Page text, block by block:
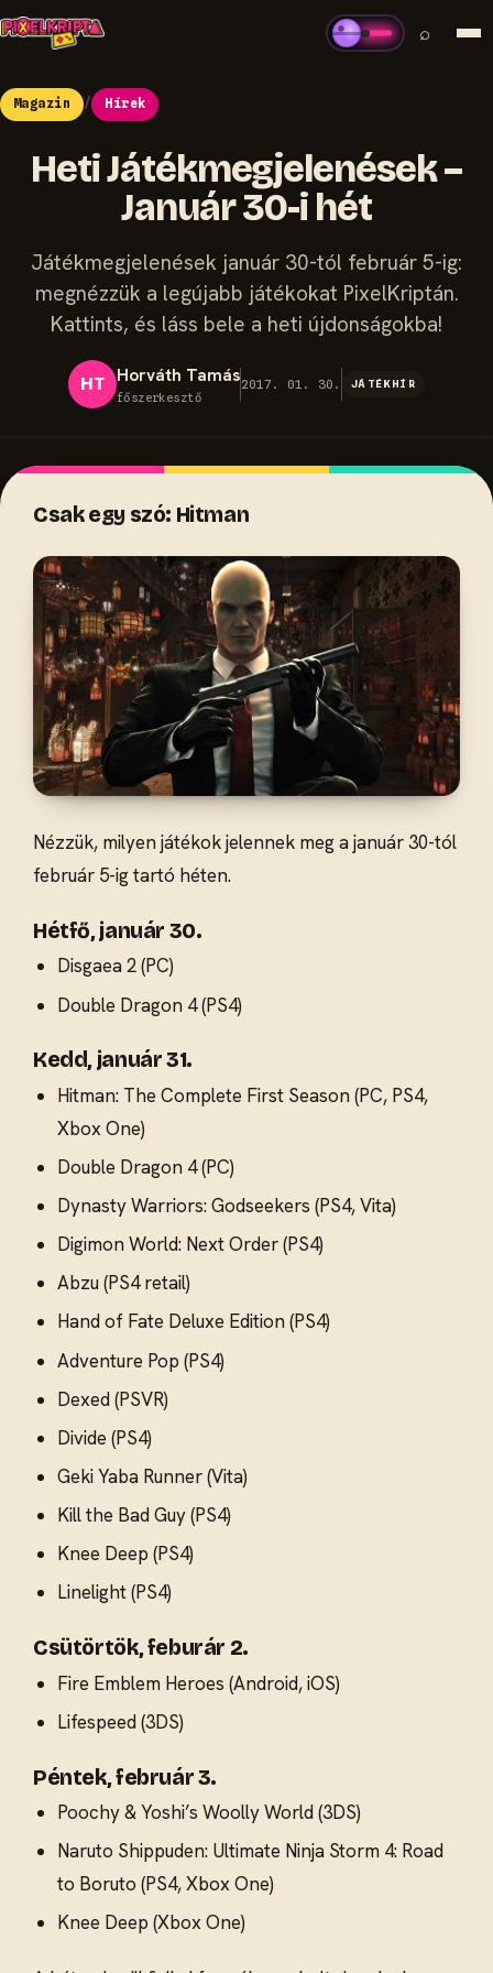
⌕
Magazin / Hírek
Heti Játékmegjelenések –
Január 30-i hét
Játékmegjelenések január 30-tól február 5-ig:
megnézzük a legújabb játékokat PixelKriptán.
Kattints, és láss bele a heti újdonságokba!
HT Horváth Tamás
főszerkesztő
2017. 01. 30. JÁTÉKHÍR
Csak egy szó: Hitman
Nézzük, milyen játékok jelennek meg a január 30-tól
február 5-ig tartó héten.
Hétfő, január 30.
Disgaea 2 (PC)
Double Dragon 4 (PS4)
Kedd, január 31.
Hitman: The Complete First Season (PC, PS4,
Xbox One)
Double Dragon 4 (PC)
Dynasty Warriors: Godseekers (PS4, Vita)
Digimon World: Next Order (PS4)
Abzu (PS4 retail)
Hand of Fate Deluxe Edition (PS4)
Adventure Pop (PS4)
Dexed (PSVR)
Divide (PS4)
Geki Yaba Runner (Vita)
Kill the Bad Guy (PS4)
Knee Deep (PS4)
Linelight (PS4)
Csütörtök, feburár 2.
Fire Emblem Heroes (Android, iOS)
Lifespeed (3DS)
Péntek, február 3.
Poochy & Yoshi’s Woolly World (3DS)
Naruto Shippuden: Ultimate Ninja Storm 4: Road
to Boruto (PS4, Xbox One)
Knee Deep (Xbox One)